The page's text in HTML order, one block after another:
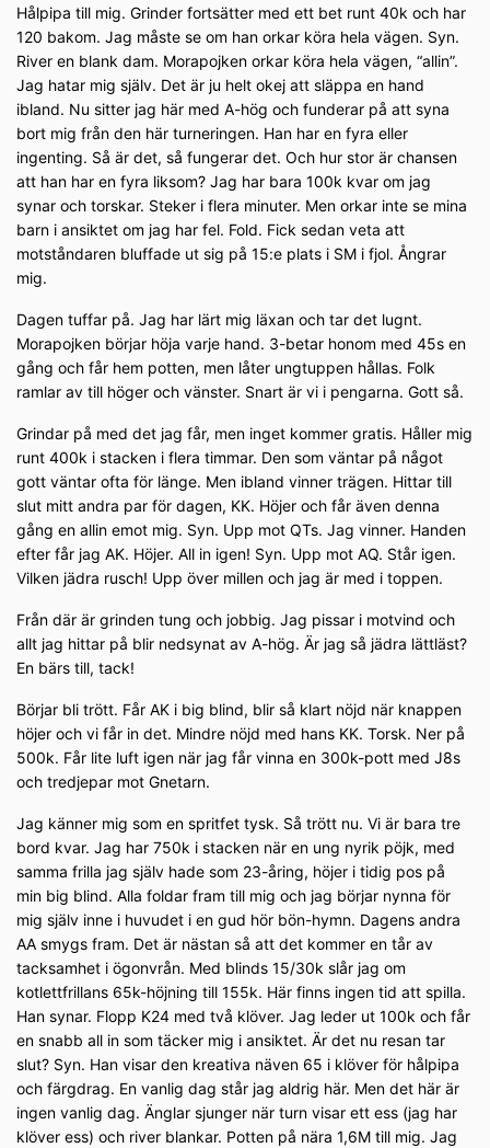
Hålpipa till mig. Grinder fortsätter med ett bet runt 40k och har
120 bakom. Jag måste se om han orkar köra hela vägen. Syn.
River en blank dam. Morapojken orkar köra hela vägen, “allin”.
Jag hatar mig själv. Det är ju helt okej att släppa en hand
ibland. Nu sitter jag här med A-hög och funderar på att syna
bort mig från den här turneringen. Han har en fyra eller
ingenting. Så är det, så fungerar det. Och hur stor är chansen
att han har en fyra liksom? Jag har bara 100k kvar om jag
synar och torskar. Steker i flera minuter. Men orkar inte se mina
barn i ansiktet om jag har fel. Fold. Fick sedan veta att
motståndaren bluffade ut sig på 15:e plats i SM i fjol. Ångrar
mig.
Dagen tuffar på. Jag har lärt mig läxan och tar det lugnt.
Morapojken börjar höja varje hand. 3-betar honom med 45s en
gång och får hem potten, men låter ungtuppen hållas. Folk
ramlar av till höger och vänster. Snart är vi i pengarna. Gott så.
Grindar på med det jag får, men inget kommer gratis. Håller mig
runt 400k i stacken i flera timmar. Den som väntar på något
gott väntar ofta för länge. Men ibland vinner trägen. Hittar till
slut mitt andra par för dagen, KK. Höjer och får även denna
gång en allin emot mig. Syn. Upp mot QTs. Jag vinner. Handen
efter får jag AK. Höjer. All in igen! Syn. Upp mot AQ. Står igen.
Vilken jädra rusch! Upp över millen och jag är med i toppen.
Från där är grinden tung och jobbig. Jag pissar i motvind och
allt jag hittar på blir nedsynat av A-hög. Är jag så jädra lättläst?
En bärs till, tack!
Börjar bli trött. Får AK i big blind, blir så klart nöjd när knappen
höjer och vi får in det. Mindre nöjd med hans KK. Torsk. Ner på
500k. Får lite luft igen när jag får vinna en 300k-pott med J8s
och tredjepar mot Gnetarn.
Jag känner mig som en spritfet tysk. Så trött nu. Vi är bara tre
bord kvar. Jag har 750k i stacken när en ung nyrik pöjk, med
samma frilla jag själv hade som 23-åring, höjer i tidig pos på
min big blind. Alla foldar fram till mig och jag börjar nynna för
mig själv inne i huvudet i en gud hör bön-hymn. Dagens andra
AA smygs fram. Det är nästan så att det kommer en tår av
tacksamhet i ögonvrån. Med blinds 15/30k slår jag om
kotlettfrillans 65k-höjning till 155k. Här finns ingen tid att spilla.
Han synar. Flopp K24 med två klöver. Jag leder ut 100k och får
en snabb all in som täcker mig i ansiktet. Är det nu resan tar
slut? Syn. Han visar den kreativa näven 65 i klöver för hålpipa
och färgdrag. En vanlig dag står jag aldrig här. Men det här är
ingen vanlig dag. Änglar sjunger när turn visar ett ess (jag har
klöver ess) och river blankar. Potten på nära 1,6M till mig. Jag